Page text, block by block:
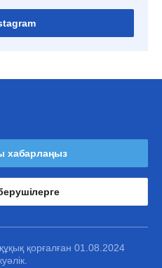
хабарлаңыз
қорғалған 01.08.2024